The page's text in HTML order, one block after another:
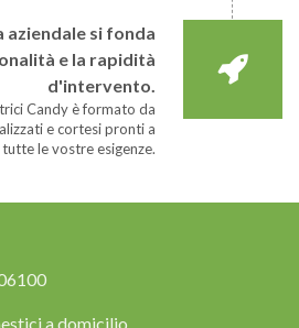
si fonda
e la rapidità
d'intervento.
Candy è formato da
e cortesi pronti a
le vostre esigenze.
a domicilio